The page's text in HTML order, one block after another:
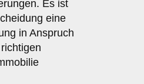
Es ist
eine
in Anspruch